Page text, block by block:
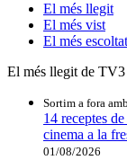
El més llegit
El més vist
El més escoltat
El més llegit de TV3
Sortim a fora
14 receptes
cinema a la
01/08/2026